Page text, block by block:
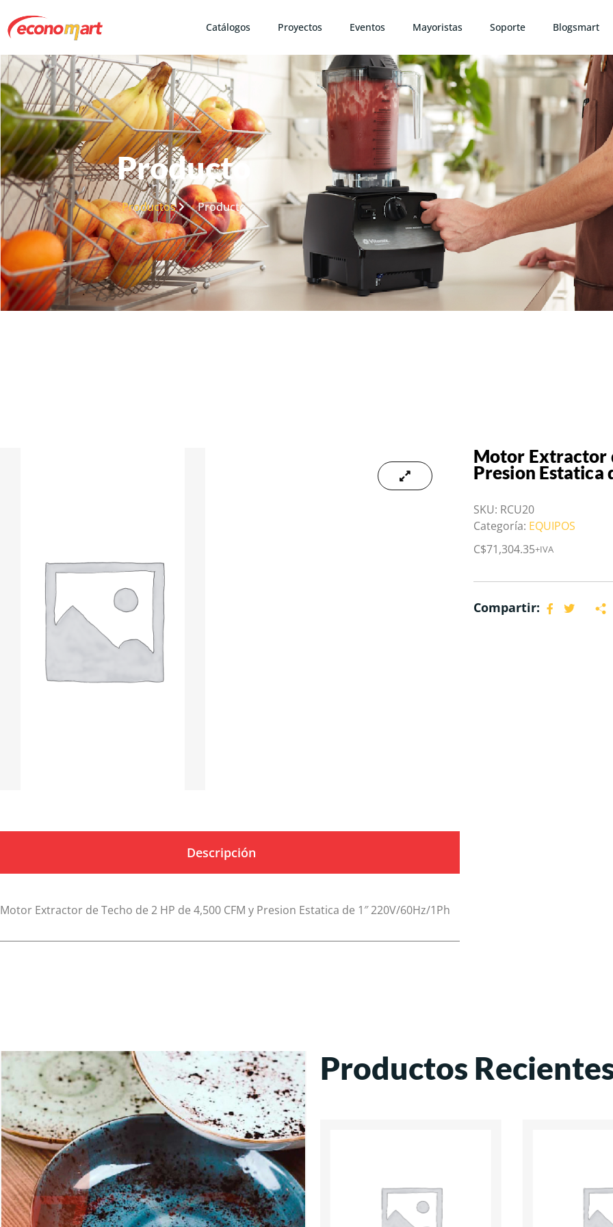
Catálogos Proyectos Eventos Mayoristas Soporte Blogsmart
Producto
Productos Producto
Motor Extractor
Presion Estatica
SKU: RCU20
Categoría: EQUIPOS
C$71,304.35+IVA
Compartir:
Descripción
Motor Extractor de Techo de 2 HP de 4,500 CFM y Presion Estatica de 1″ 220V/60Hz/1Ph
Productos